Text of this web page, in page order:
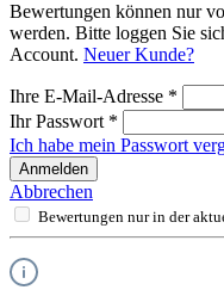
Bewertungen können nur
werden. Bitte loggen Sie
Account. Neuer Kunde?
Ihre E-Mail-Adresse *
Ihr Passwort *
Ich habe mein Passwort
Anmelden
Abbrechen
Bewertungen nur in der